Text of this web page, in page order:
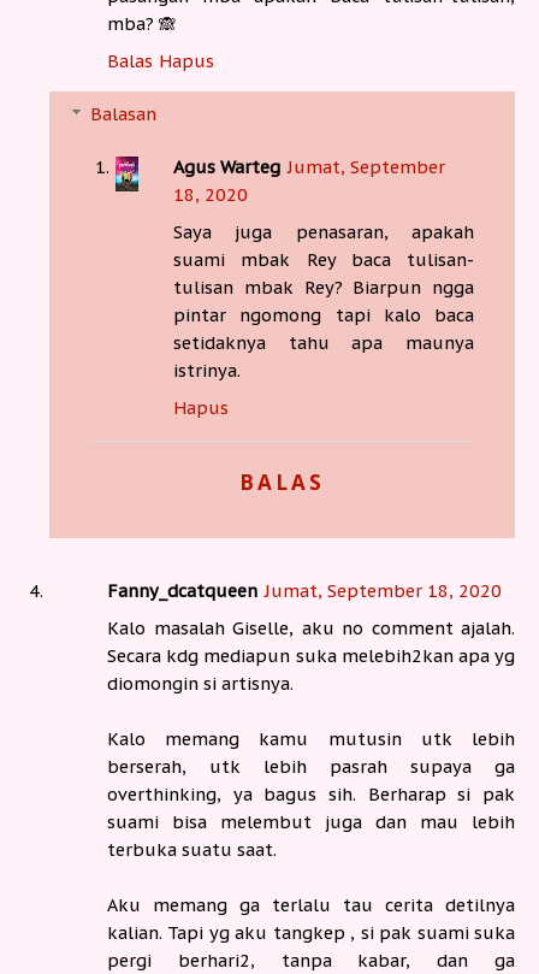
mba? 🙈
Balas Hapus
Balasan
Agus Warteg Jumat, September
18, 2020
Saya juga penasaran, apakah
suami mbak Rey baca tulisan-
tulisan mbak Rey? Biarpun ngga
pintar ngomong tapi kalo baca
setidaknya tahu apa maunya
istrinya.
Hapus
BALAS
Fanny_dcatqueen Jumat, September 18, 2020
Kalo masalah Giselle, aku no comment ajalah.
Secara kdg mediapun suka melebih2kan apa yg
diomongin si artisnya.
Kalo memang kamu mutusin utk lebih
berserah, utk lebih pasrah supaya ga
overthinking, ya bagus sih. Berharap si pak
suami bisa melembut juga dan mau lebih
terbuka suatu saat.
Aku memang ga terlalu tau cerita detilnya
kalian. Tapi yg aku tangkep , si pak suami suka
pergi berhari2, tanpa kabar, dan ga